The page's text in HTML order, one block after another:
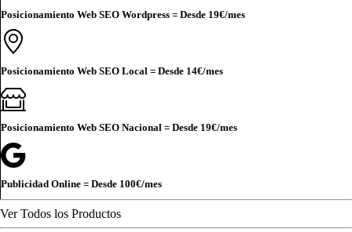
Posicionamiento Web SEO Wordpress = Desde 19€/mes
Posicionamiento Web SEO Local = Desde 14€/mes
Posicionamiento Web SEO Nacional = Desde 19€/mes
Publicidad Online = Desde 100€/mes
Ver Todos los Productos